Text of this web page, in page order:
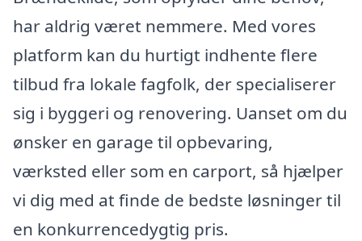
har aldrig været nemmere. Med vores
platform kan du hurtigt indhente flere
tilbud fra lokale fagfolk, der specialiserer
sig i byggeri og renovering. Uanset om du
ønsker en garage til opbevaring,
værksted eller som en carport, så hjælper
vi dig med at finde de bedste løsninger til
en konkurrencedygtig pris.